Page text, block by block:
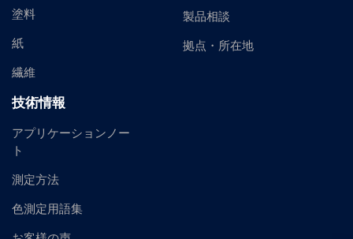
塗料
紙
繊維
技術情報
アプリケーションノー
ト
測定方法
色測定用語集
製品相談
拠点・所在地